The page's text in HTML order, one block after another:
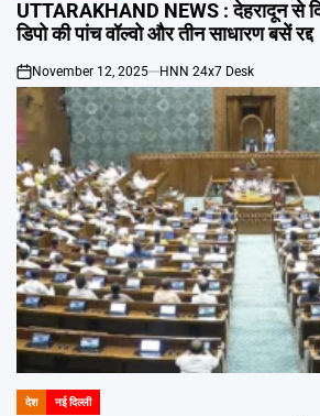
IN
UTTARAKHAND NEWS : देहरादून से
डिपो की पांच वॉल्वो और तीन साधारण बसें रद्द
on
November 12, 2025 HNN 24x7 Desk
POSTED
देश नई दिल्ली